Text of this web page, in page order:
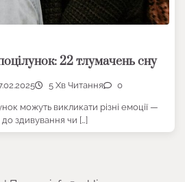
22 тлумачень сну
5 Хв Читання 0
можуть викликати різні емоції —
до здивування чи […]